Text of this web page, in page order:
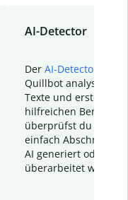
AI-Detector
Der AI-Detector
Quillbot analysiert
Texte und erstellt
hilfreichen Bericht.
überprüfst du
einfach Abschnitte,
AI generiert oder
überarbeitet wurden.